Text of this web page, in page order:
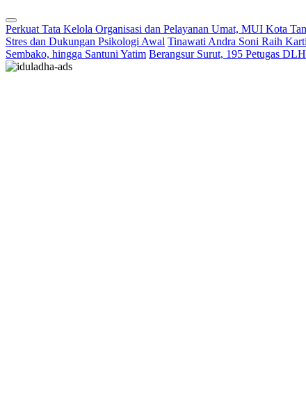
Perkuat Tata Kelola Organisasi dan Pelayanan Umat, MUI Kota
Stres dan Dukungan Psikologi Awal Tinawati Andra Soni Raih
Sembako, hingga Santuni Yatim Berangsur Surut, 195 Petugas